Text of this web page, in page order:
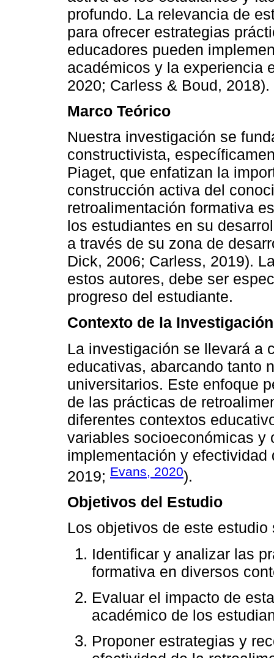
profundo. La relevancia de
para ofrecer estrategias
educadores pueden
académicos y la experiencia
2020; Carless & Boud, 2018).
Marco Teórico
Nuestra investigación se
constructivista,
Piaget, que enfatizan la
construcción activa del
retroalimentación formativa
los estudiantes en su
a través de su zona de
Dick, 2006; Carless, 2019).
estos autores, debe ser
progreso del estudiante.
Contexto de la Investigación
La investigación se llevará a
educativas, abarcando tanto
universitarios. Este enfoque
de las prácticas de
diferentes contextos
variables socioeconómicas y
implementación y
2019; Evans, 2020).
Objetivos del Estudio
Los objetivos de este estudio
Identificar y analizar las
formativa en diversos
Evaluar el impacto de
académico de los
Proponer estrategias y